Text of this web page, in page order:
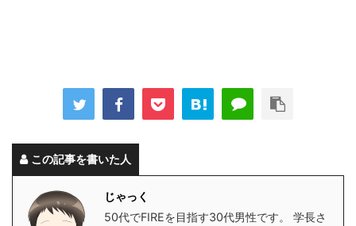
この記事を書いた人
じゃっく
50代でFIREを目指す30代男性です。 学長さ